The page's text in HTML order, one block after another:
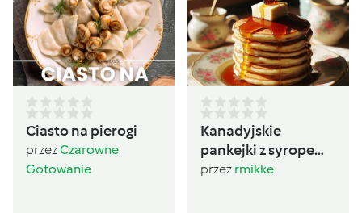
Ciasto na pierogi
przezCzarowne
Gotowanie
Kanadyjskie
pankejki z syropem
klonowym
przez rmikke